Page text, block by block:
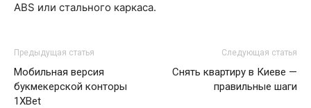
ABS или стального каркаса.
Предыдущая статья
Мобильная версия
букмекерской конторы
1XBet
Следующая статья
Снять квартиру в Киеве —
правильные шаги